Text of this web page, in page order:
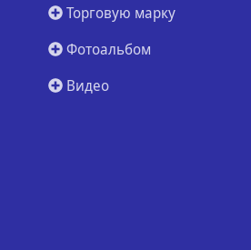
Торговую марку
Фотоальбом
Видео